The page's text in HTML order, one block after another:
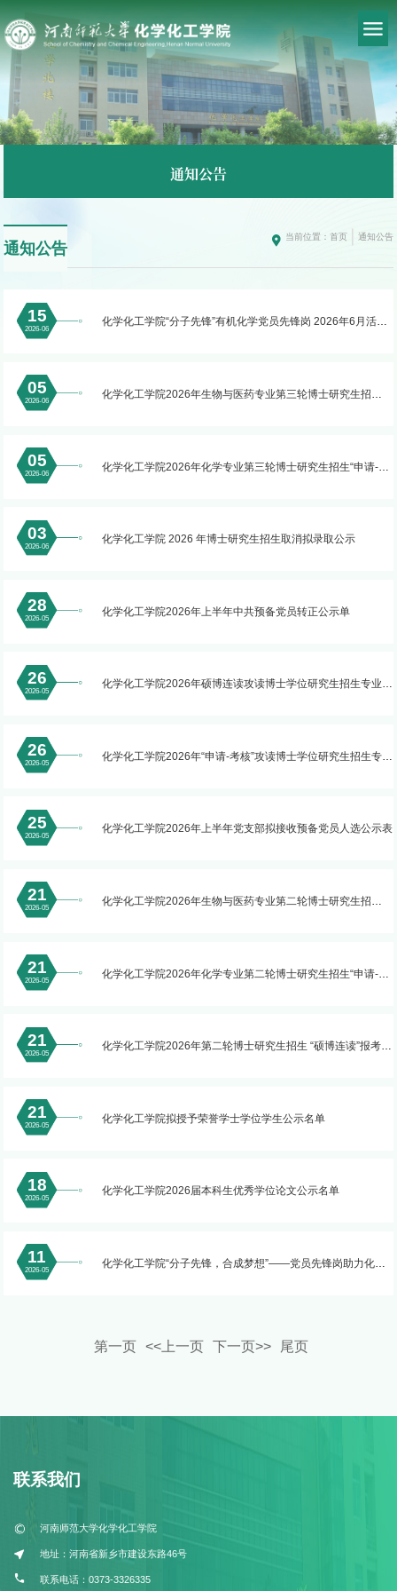
通知公告
当前位置： 首页 通知公告
通知公告
15
2026-06
化学化工学院“分子先锋”有机化学党员先锋岗 2026年6月活动
05
2026-06
化学化工学院2026年生物与医药专业第三轮博士研究生招
05
2026-06
化学化工学院2026年化学专业第三轮博士研究生招生“申请-考
03
2026-06
化学化工学院 2026 年博士研究生招生取消拟录取公示
28
2026-05
化学化工学院2026年上半年中共预备党员转正公示单
26
2026-05
化学化工学院2026年硕博连读攻读博士学位研究生招生专业目
26
2026-05
化学化工学院2026年“申请-考核”攻读博士学位研究生招生专业
25
2026-05
化学化工学院2026年上半年党支部拟接收预备党员人选公示表
21
2026-05
化学化工学院2026年生物与医药专业第二轮博士研究生招
21
2026-05
化学化工学院2026年化学专业第二轮博士研究生招生“申请-考
21
2026-05
化学化工学院2026年第二轮博士研究生招生 “硕博连读”报考人
21
2026-05
化学化工学院拟授予荣誉学士学位学生公示名单
18
2026-05
化学化工学院2026届本科生优秀学位论文公示名单
11
2026-05
化学化工学院“分子先锋，合成梦想”——党员先锋岗助力化学
第一页 <<上一页 下一页>> 尾页
联系我们
河南师范大学化学化工学院
地址：河南省新乡市建设东路46号
联系电话：0373-3326335